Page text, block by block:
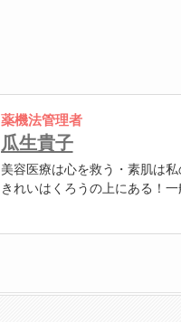
薬機法管理者
瓜生貴子
美容医療は心を救う・素肌は
きれいはくろうの上にある！